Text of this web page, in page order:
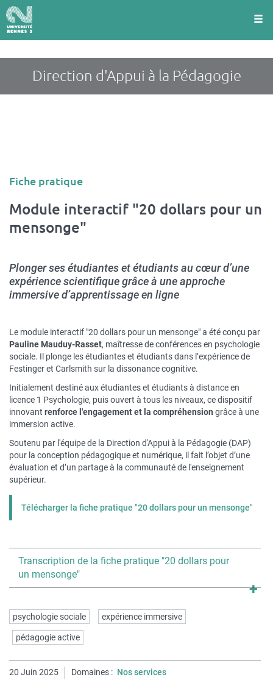
Panneau de gestion des cookies
Aller
au
contenu
Direction d'Appui à la Pédagogie
Type
Fiche pratique
Module interactif "20 dollars pour un
mensonge"
Plonger ses étudiantes et étudiants au cœur d’une
expérience scientifique grâce à une approche
immersive d’apprentissage en ligne
Le module interactif "20 dollars pour un mensonge"a étéconçu par
Pauline Mauduy-Rasset, maîtresse de conférences en psychologie
sociale. Il plonge les étudiantes et étudiants dans l’expérience de
Festinger et Carlsmith sur la dissonance cognitive.
Initialement destiné aux étudiantes et étudiants à distance en
licence 1 Psychologie, puis ouvert à tous les niveaux, ce dispositif
innovant renforce l'engagement et la compréhension grâce à une
immersion active.
Soutenu par l'équipe de la Direction d'Appui à la Pédagogie (DAP)
pour la conception pédagogique et numérique, il fait l’objet d’une
évaluation et d’un partage à la communauté de l'enseignement
supérieur.
Télécharger la fiche pratique "20 dollars pour un mensonge"
Titre
du
texte
Transcription de la fiche pratique "20 dollars pour
un mensonge"
Mots
clés
psychologie sociale expérience immersive
pédagogie active
20 Juin 2025 Domaines Nos services